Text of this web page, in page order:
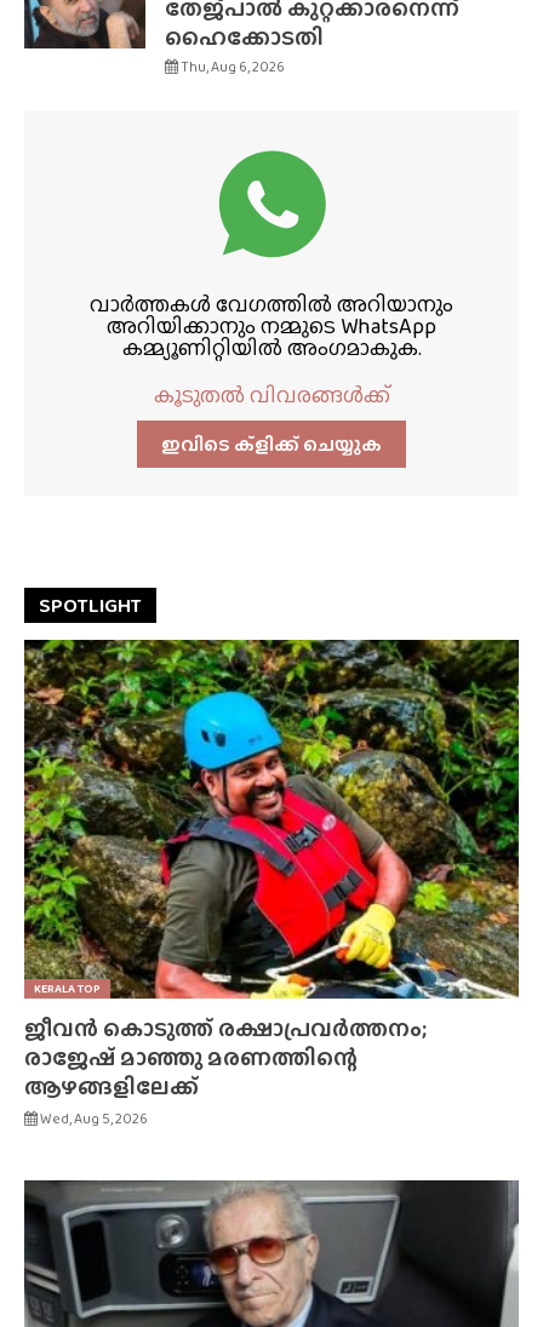
തേജ്‌പാൽ കുറ്റക്കാരനെന്ന്
ഹൈക്കോടതി
Thu, Aug 6, 2026
വാർത്തകൾ വേഗത്തിൽ അറിയാനും
അറിയിക്കാനും നമ്മുടെ WhatsApp
കമ്മ്യൂണിറ്റിയിൽ അംഗമാകുക.
കൂടുതൽ വിവരങ്ങൾക്ക്
ഇവിടെ ക്ളിക്ക്‌ ചെയ്യുക
SPOTLIGHT
KERALA TOP
ജീവൻ കൊടുത്ത് രക്ഷാപ്രവർത്തനം;
രാജേഷ് മാഞ്ഞു മരണത്തിന്റെ
ആഴങ്ങളിലേക്ക്
Wed, Aug 5, 2026